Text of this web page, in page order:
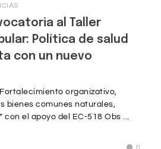
al Taller
Política de salud
con un nuevo
organizativo,
bienes comunes naturales,
con el apoyo del EC-518 Obs ...
0